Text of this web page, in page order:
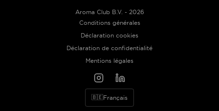
Aroma Club B.V. - 2026
Conditions générales
Déclaration cookies
Déclaration de confidentialité
Mentions légales
🇧🇪Français